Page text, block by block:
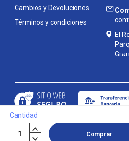
Cantidad
Comprar
Cambios y Devoluciones
Términos y condiciones
El
Copyright © Cimex 2026|Mapa del